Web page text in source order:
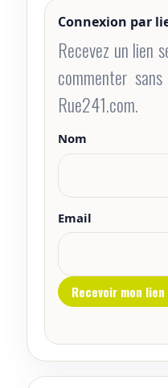
Connexion par
Recevez un lien
commenter
Rue241.com.
Nom
Email